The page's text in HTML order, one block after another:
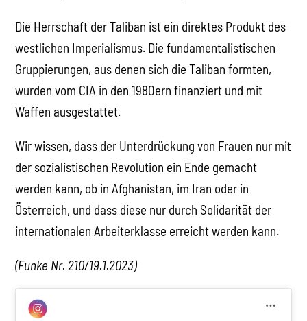
Die Herrschaft der Taliban ist ein direktes Produkt des
westlichen Imperialismus. Die fundamentalistischen
Gruppierungen, aus denen sich die Taliban formten,
wurden vom CIA in den 1980ern finanziert und mit
Waffen ausgestattet.
Wir wissen, dass der Unterdrückung von Frauen nur mit
der sozialistischen Revolution ein Ende gemacht
werden kann, ob in Afghanistan, im Iran oder in
Österreich, und dass diese nur durch Solidarität der
internationalen Arbeiterklasse erreicht werden kann.
(Funke Nr. 210/19.1.2023)